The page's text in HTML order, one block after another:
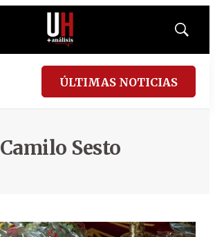
Mostrar
ÚLTIMAS NOTICIAS
Camilo Sesto